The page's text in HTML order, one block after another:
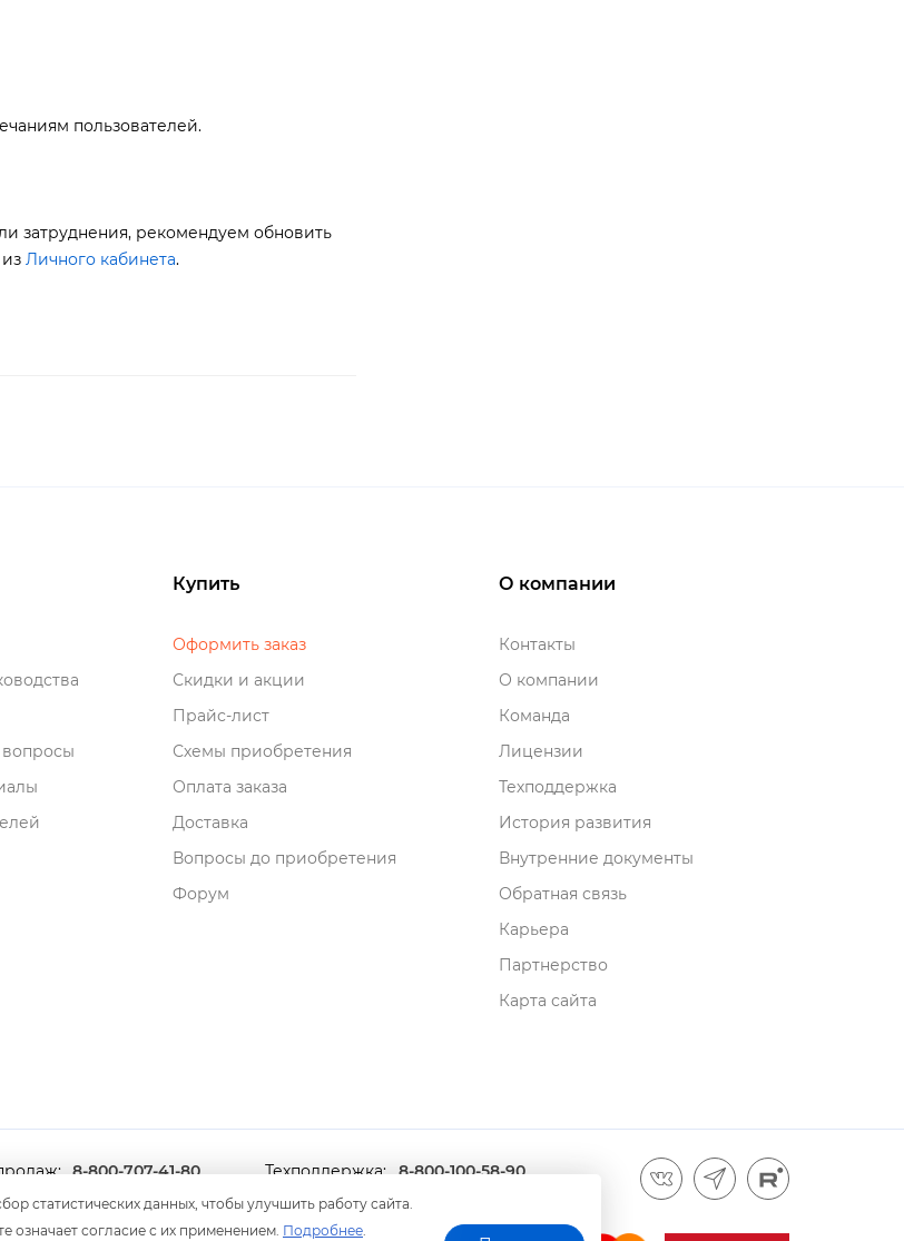
статистических данных, чтобы улучшить работу сайта.
означает согласие с их применением. Подробнее.
пользователей.
затруднения, рекомендуем обновить
Личного кабинета.
вопросы
Купить
Оформить заказ
Скидки и акции
Прайс-лист
Схемы приобретения
Оплата заказа
Доставка
опросы до приобретения
Форум
О компании
Контакты
О компании
Команда
Лицензии
Техподдержка
История развития
нутренние документы
Обратная связь
Карьера
Партнерство
Карта сайта
8-800-707-41-80
8 499 600-600-0
Техподдержка: 8-800-100-58-90